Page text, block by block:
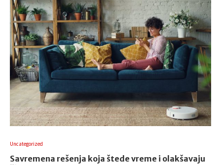
Uncategorized
Savremena rešenja koja štede vreme i olakšavaju